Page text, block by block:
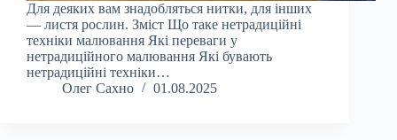
Для деяких вам знадобляться нитки, для інших
— листя рослин. Зміст Що таке нетрадиційні
техніки малювання Які переваги у
нетрадиційного малювання Які бувають
нетрадиційні техніки…
Олег Сахно
01.08.2025